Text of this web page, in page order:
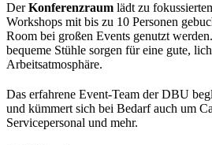
DerKonferenzraum lädt zu
Workshops mit bis zu 10 Personen
Room bei großen Events genutzt
bequeme Stühle sorgen für eine gute,
Arbeitsatmosphäre.
Das erfahrene Event-Team der DBU
und kümmert sich bei Bedarf auch um
Servicepersonal und mehr.